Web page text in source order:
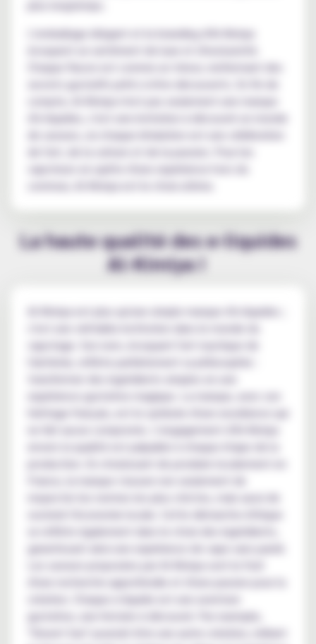
L'emballage élégant et le branding d'Al-Kimiya
Chaque flacon est comme un trésor, renfermant des
compte, Al-Kimiya n'est pas seulement une marque
d'e-liquides, c'est une invitation à découvrir un monde
de saveurs, où chaque inhalation est une célébration
vapoteurs en quête d'une expérience hors du
La haute qualité des e-liquides
Al-Kimiya !
Al-Kimiya est plus qu'une simple marque d'e-liquides ;
vapotage. Son nom, évoquant l'art mystique de
transformer des ingrédients simples en une
expérience gustative magique. La marque, avec son
héritage français, est le symbole d'une excellence qui
ne fait aucun compromis. L'engagement d'Al-Kimiya
envers la qualité est palpable à chaque étape de la
France, la marque s'assure non seulement de
respecter les normes les plus strictes, mais aussi de
soutenir l'économie locale. Cette démarche éthique
se reflète également dans le choix des ingrédients,
garantissant ainsi une expérience de vape sans pareil.
d'une recherche approfondie et d'une passion pour la
création. Chaque e-liquide est une aventure
gustative, une histoire à découvrir. Par exemple,
"Desert Sun" pourrait être une autre création, mêlant